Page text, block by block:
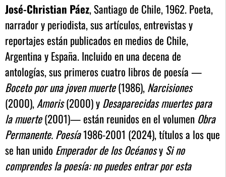
José-Christian Páez, Santiago de Chile, 1962. Poeta,
narrador y periodista, sus artículos, entrevistas y
reportajes están publicados en medios de Chile,
Argentina y España. Incluido en una decena de
antologías, sus primeros cuatro libros de poesía —
Boceto por una joven muerte(1986),Narcisiones
(2000),Amoris(2000) yDesaparecidas muertes para
la muerte(2001)— están reunidos en el volumen Obra
Permanente. Poesía1986-2001 (2024), títulos a los que
se han unido Emperador de los OcéanosySi no
comprendes la poesía: no puedes entrar por esta